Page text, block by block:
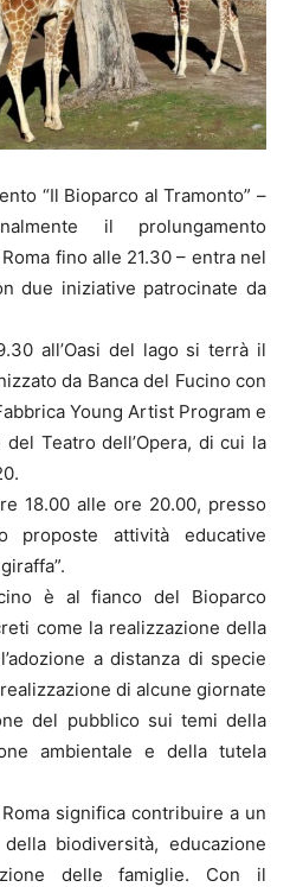
“Il Bioparco al Tramonto” –
il prolungamento
fino alle 21.30 – entra nel
due iniziative patrocinate da
all’Oasi del lago si terrà il
da Banca del Fucino con
Young Artist Program e
Teatro dell’Opera, di cui la
18.00 alle ore 20.00, presso
proposte attività educative
è al fianco del Bioparco
come la realizzazione della
a distanza di specie
di alcune giornate
del pubblico sui temi della
ambientale e della tutela
significa contribuire a un
biodiversità, educazione
delle famiglie. Con il